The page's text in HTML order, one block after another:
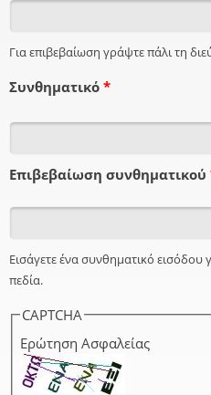
Για επιβεβαίωση γράψτε πάλι τη
Συνθηματικό *
Επιβεβαίωση συνθηματικού
Εισάγετε ένα συνθηματικό εισόδου
πεδία.
CAPTCHA
Ερώτηση Ασφαλείας